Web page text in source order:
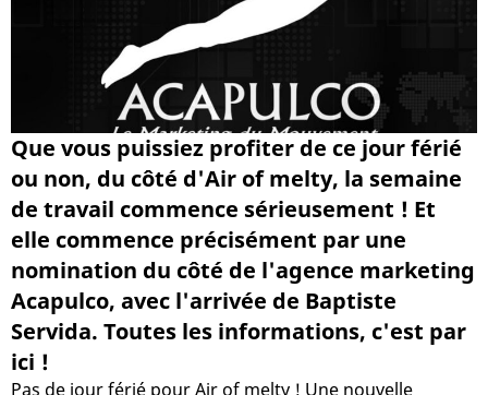
Que vous puissiez profiter de ce jour férié
ou non, du côté d'Air of melty, la semaine
de travail commence sérieusement ! Et
elle commence précisément par une
nomination du côté de l'agence marketing
Acapulco, avec l'arrivée de Baptiste
Servida. Toutes les informations, c'est par
ici !
Pas de jour férié pour Air of melty ! Une nouvelle